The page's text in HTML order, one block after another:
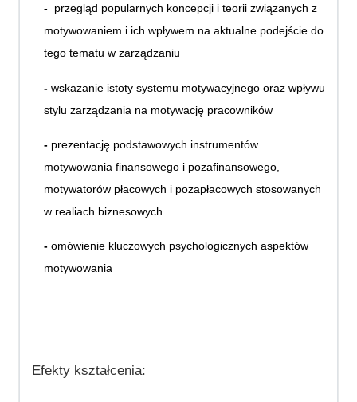
- przegląd popularnych koncepcji i teorii związanych z
motywowaniem i ich wpływem na aktualne podejście do
tego tematu w zarządzaniu
-wskazanie istoty systemu motywacyjnego oraz wpływu
stylu zarządzania na motywację pracowników
-prezentację podstawowych instrumentów
motywowania finansowego i pozafinansowego,
motywatorów płacowych i pozapłacowych stosowanych
w realiach biznesowych
-omówienie kluczowych psychologicznych aspektów
motywowania
Efekty kształcenia: